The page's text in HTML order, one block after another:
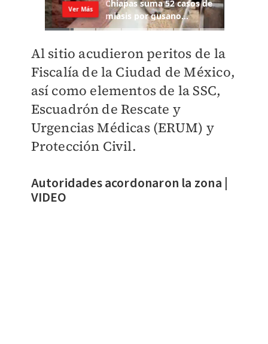
Al sitio acudieron peritos de la
Fiscalía de la Ciudad de México,
así como elementos de la SSC,
Escuadrón de Rescate y
Urgencias Médicas (ERUM) y
Protección Civil.
Autoridades acordonaron la zona |
VIDEO